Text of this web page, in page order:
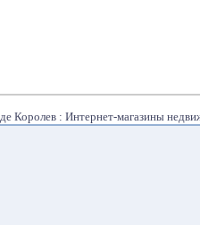
Королев : Интернет-магазины